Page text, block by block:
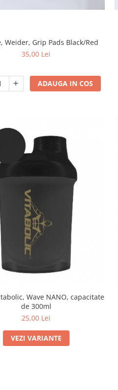
Weider, Grip Pads Black/Red
35,00 Lei
ADAUGA IN COS
Wave NANO, capacitate
de 300ml
25,00 Lei
VEZI VARIANTE